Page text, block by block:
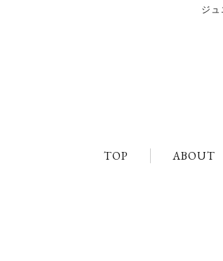
ジ
TOP ABOUT